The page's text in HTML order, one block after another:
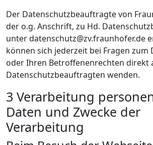
Der Datenschutzbeauftragte von
der o.g. Anschrift, zu Hd.
unter datenschutz@zv.fraunhofer.de
können sich jederzeit bei Fragen
oder Ihren Betroffenenrechten direkt
Datenschutzbeauftragten wenden.
3 Verarbeitung
Daten und Zwecke der
Verarbeitung